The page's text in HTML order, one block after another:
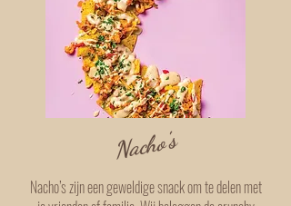
Nacho's
Nacho’s zijn een geweldige snack om te delen met